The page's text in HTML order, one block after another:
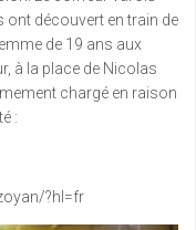
ont découvert en train de
de 19 ans aux
à la place de Nicolas
chargé en raison
:
?hl=fr